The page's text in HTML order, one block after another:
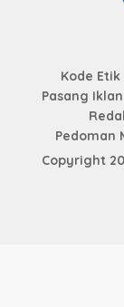
Kode Etik
Pasang Iklan
Pedoman
Copyright